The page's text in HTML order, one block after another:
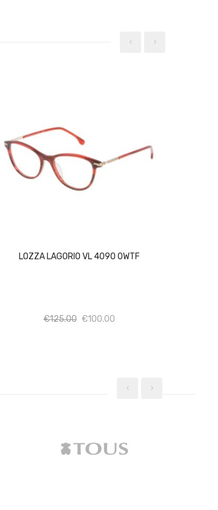
LOZZA LAGORIO VL 4090 0WTF
€125.00 Ποσότητα
€100.00Ποσότητα